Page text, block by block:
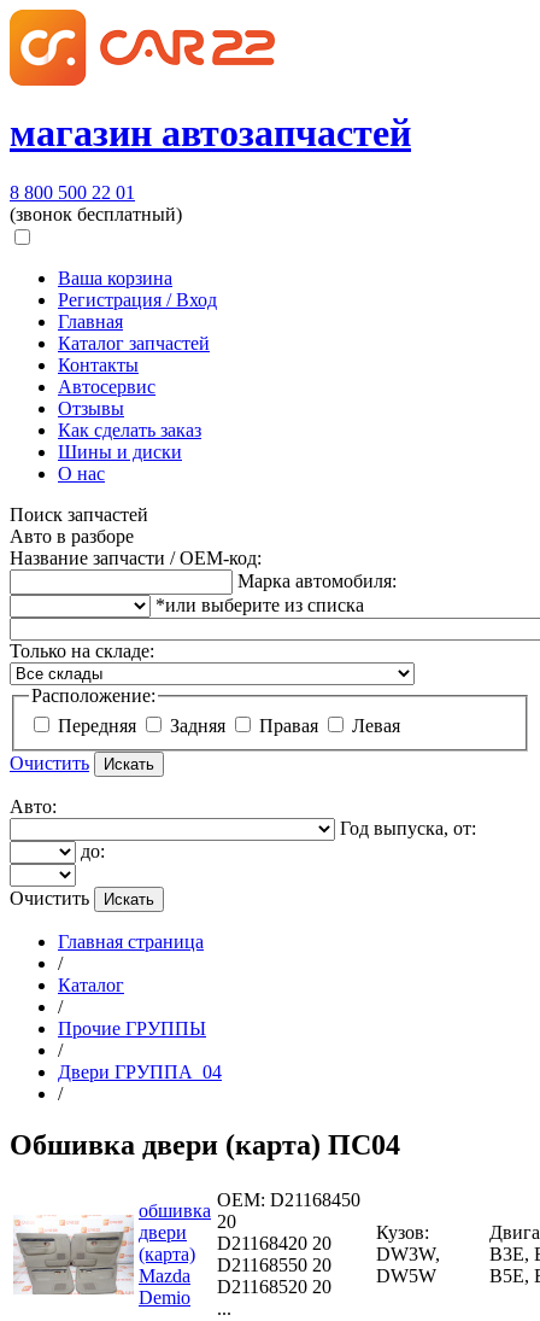
магазин автозапчастей
8 800 500 22 01
(звонок бесплатный)
Ваша корзина
Регистрация / Вход
Главная
Каталог запчастей
Контакты
Автосервис
Отзывы
Как сделать заказ
Шины и диски
О нас
Поиск запчастей
Авто в разборе
Название запчасти / OEM-код:
Марка автомобиля:
*или выберите из списка
Только на складе:
Расположение:
Передняя
Задняя Правая
Левая
Очистить
Авто:
Год выпуска, от:
до:
Очистить
Главная страница
/
Каталог
/
Прочие ГРУППЫ
/
Двери ГРУППА_04
/
Обшивка двери (карта) ПС04
обшивка
двери
(карта)
Mazda
Demio
OEM: D21168450
20
D21168420 20
D21168550 20
D21168520 20
...
Кузов:
DW3W,
DW5W
B3E,
B5E,